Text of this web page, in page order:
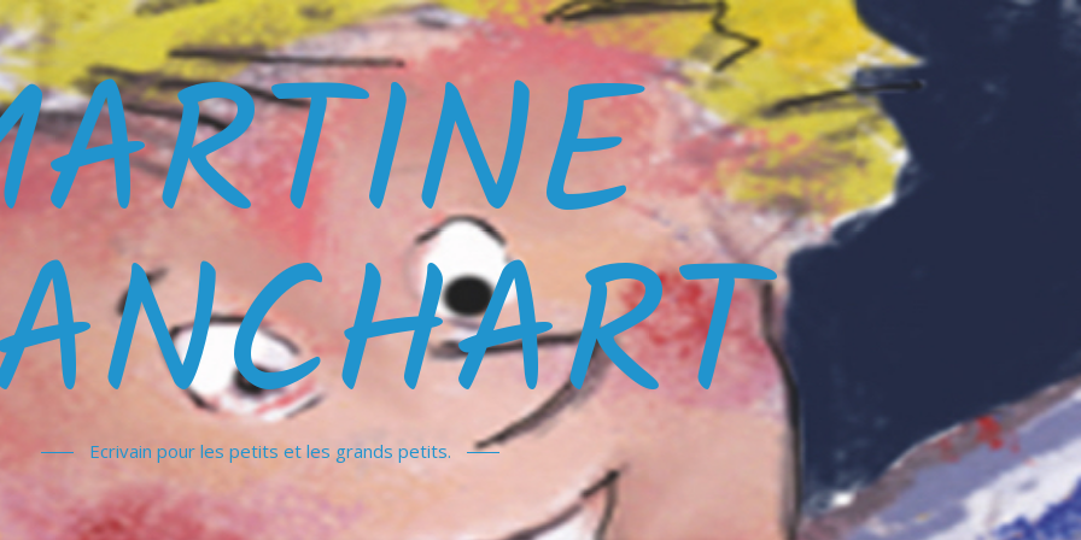
Ecrivain pour les petits et les grands petits.